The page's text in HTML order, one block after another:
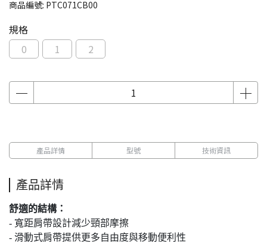
商品編號: PTC071CB00
規格
0
1 2
產品詳情 型號 技術資訊
產品詳情
舒適的結構：
- 寬距肩帶設計減少頸部摩擦
- 滑動式肩帶提供更多自由度與移動便利性